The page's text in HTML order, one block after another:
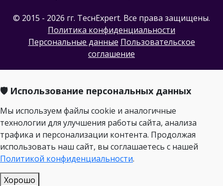
© 2015 - 2026 гг. ТеcнExpert. Все права защищены.
Политика конфиденциальности
Персональные данные Пользовательское
соглашение
🛡️ Использование персональных данных
Мы используем файлы cookie и аналогичные
технологии для улучшения работы сайта, анализа
трафика и персонализации контента. Продолжая
использовать наш сайт, вы соглашаетесь с нашей
Политикой конфиденциальности.
Хорошо